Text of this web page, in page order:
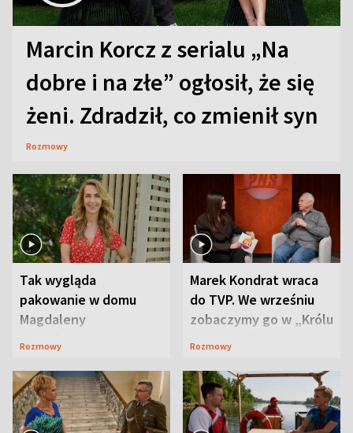
Marcin Korcz z serialu „Na
dobre i na złe” ogłosił, że się
żeni. Zdradził, co zmienił syn
Rozmowy
Tak wygląda
pakowanie w domu
Magdaleny
Waligórskiej-Lisieckiej.
Rozmowy
Marek Kondrat wraca
do TVP. We wrześniu
zobaczymy go w „Królu
Maciusiu I”
Rozmowy